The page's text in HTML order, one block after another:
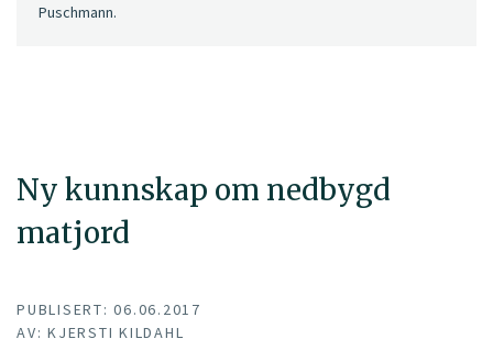
Ny kunnskap om nedbygd
matjord
Puschmann.
PUBLISERT: 06.06.2017
AV: KJERSTI KILDAHL